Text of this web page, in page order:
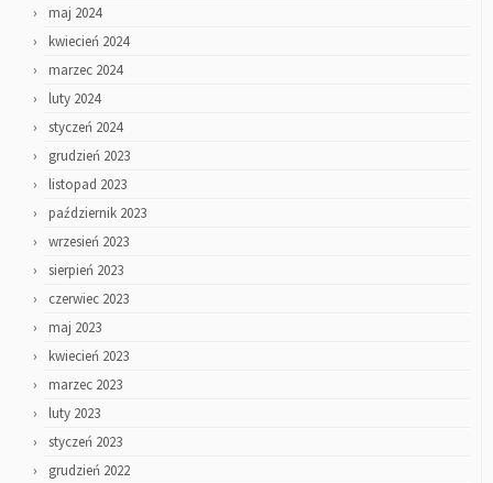
maj 2024
kwiecień 2024
marzec 2024
luty 2024
styczeń 2024
grudzień 2023
listopad 2023
październik 2023
wrzesień 2023
sierpień 2023
czerwiec 2023
maj 2023
kwiecień 2023
marzec 2023
luty 2023
styczeń 2023
grudzień 2022